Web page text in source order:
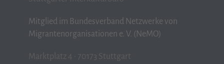
Mitglied im Bundesverband Netzwerke von
Migrantenorganisationen e. V. (NeMO)
Marktplatz 4 · 70173 Stuttgart